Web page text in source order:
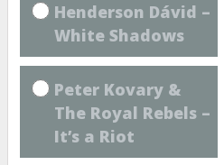
Henderson Dávid –
White Shadows
Peter Kovary &
The Royal Rebels –
It’s a Riot